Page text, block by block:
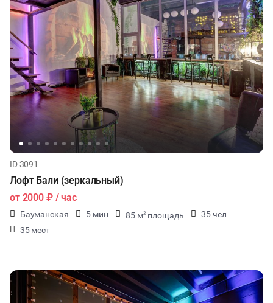
ID 3091
Лофт Бали (зеркальный)
от 2000 ₽/ час
Бауманская 5 мин 85 м2 площадь
35 чел
35 мест